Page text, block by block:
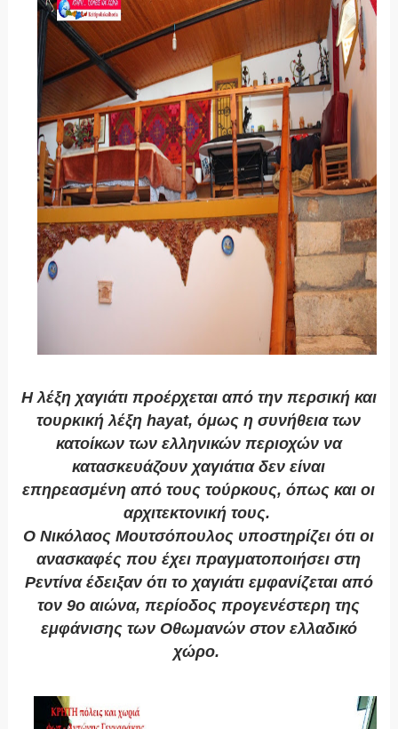
Η λέξη χαγιάτι προέρχεται από την περσική και
τουρκική λέξη hayat, όμως η συνήθεια των
κατοίκων των ελληνικών περιοχών να
κατασκευάζουν χαγιάτια δεν είναι
επηρεασμένη από τους τούρκους, όπως και οι
αρχιτεκτονική τους.
Ο Νικόλαος Μουτσόπουλος υποστηρίζει ότι οι
ανασκαφές που έχει πραγματοποιήσει στη
Ρεντίνα έδειξαν ότι το χαγιάτι εμφανίζεται από
τον 9ο αιώνα, περίοδος προγενέστερη της
εμφάνισης των Οθωμανών στον ελλαδικό
χώρο.